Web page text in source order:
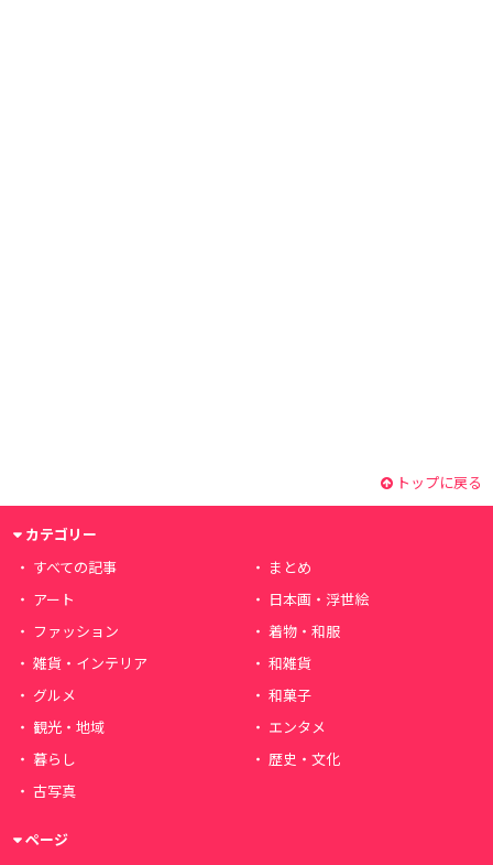
トップに戻る
カテゴリー
すべての記事
まとめ
アート
日本画・浮世絵
ファッション
着物・和服
雑貨・インテリア
和雑貨
グルメ
和菓子
観光・地域
エンタメ
暮らし
歴史・文化
古写真
ページ